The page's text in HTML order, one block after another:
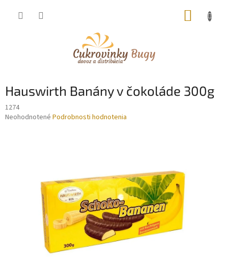
Hauswirth Banány v čokoláde 300g
1274
Priemerné
hviezdičiek.
Neohodnotené Podrobnosti hodnotenia